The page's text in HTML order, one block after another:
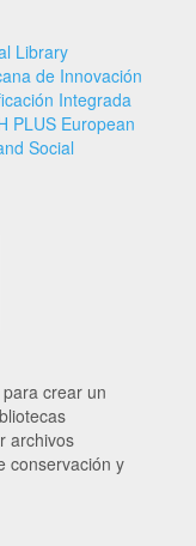
Library
de Innovación
Integrada
PLUS European
Social
crear un
archivos
conservación y